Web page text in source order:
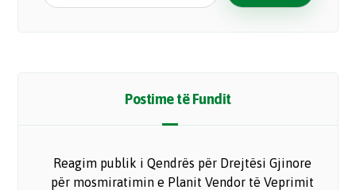
Postime të Fundit
Reagim publik i Qendrës për Drejtësi Gjinore
për mosmiratimin e Planit Vendor të Veprimit